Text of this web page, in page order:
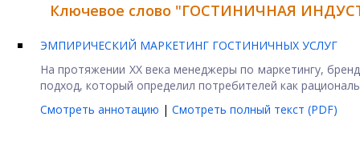
Ключевое слово "ГОСТИНИЧНАЯ
ЭМПИРИЧЕСКИЙ МАРКЕТИНГ ГОСТИНИЧНЫХ УСЛУГ
На протяжении XX века менеджеры по маркетингу,
подход, который определил потребителей как
Смотреть аннотацию | Смотреть полный текст (PDF)